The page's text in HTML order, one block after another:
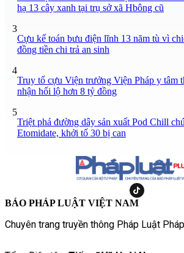
hạ 13 cây xanh tại trụ sở xã Hbông cũ
3
Cựu kế toán bưu điện lĩnh 13 năm tù vì
đồng tiền chi trả an sinh
4
Truy tố cựu Viện trưởng Viện Pháp y tâm
nhận hối lộ hơn 8 tỷ đồng
5
Triệt phá đường dây sản xuất Pod Chill
Etomidate, khởi tố 30 bị can
BÁO PHÁP LUẬT VIỆT NAM
Chuyên trang truyền thông Pháp Luật